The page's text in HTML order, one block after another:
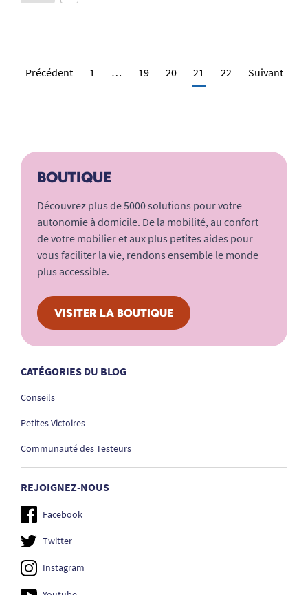
Précédent 1 … 19 20 21 22 Suivant
BOUTIQUE
Découvrez plus de 5000 solutions pour votre
autonomie à domicile. De la mobilité, au confort
de votre mobilier et aux plus petites aides pour
vous faciliter la vie, rendons ensemble le monde
plus accessible.
VISITER LA BOUTIQUE
CATÉGORIES DU BLOG
Conseils
Petites Victoires
Communauté des Testeurs
REJOIGNEZ-NOUS
Facebook
Twitter
Instagram